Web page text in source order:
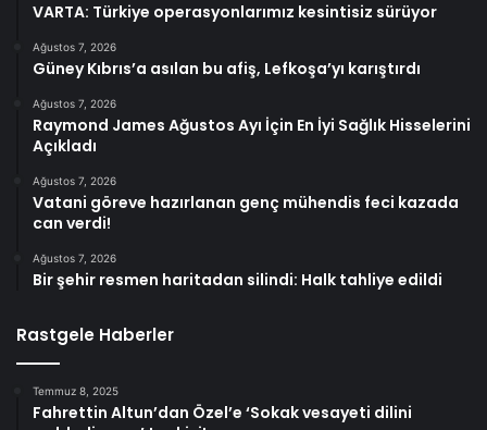
VARTA: Türkiye operasyonlarımız kesintisiz sürüyor
Ağustos 7, 2026
Güney Kıbrıs’a asılan bu afiş, Lefkoşa’yı karıştırdı
Ağustos 7, 2026
Raymond James Ağustos Ayı İçin En İyi Sağlık Hisselerini
Açıkladı
Ağustos 7, 2026
Vatani göreve hazırlanan genç mühendis feci kazada
can verdi!
Ağustos 7, 2026
Bir şehir resmen haritadan silindi: Halk tahliye edildi
Rastgele Haberler
Temmuz 8, 2025
Fahrettin Altun’dan Özel’e ‘Sokak vesayeti dilini